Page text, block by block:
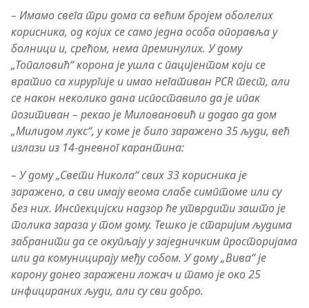
– Имамо свега три дома са већим бројем оболелих
корисника, од којих се само једна особа опоравља у
болници и, срећом, нема преминулих. У дому
„Топаловић“ корона је ушла с пацијентом који се
вратио са хирургије и имао негативан PCR тест, али
се након неколико дана испоставило да је ипак
позитиван – рекао је Миловановић и додао да дом
„Милидом лукс“, у коме је било заражено 35 људи, већ
излази из 14-дневног карантина:
– У дому „Свети Никола“ свих 33 корисника је
заражено, а сви имају веома слабе симптоме или су
без них. Инспекцијски надзор ће утврдити зашто је
толика зараза у том дому. Тешко је старијим људима
забранити да се окупљају у заједничким просторијама
или да комуницирају међу собом. У дому „Вива“ је
корону донео заражени ложач и тамо је око 25
инфицираних људи, али су сви добро.